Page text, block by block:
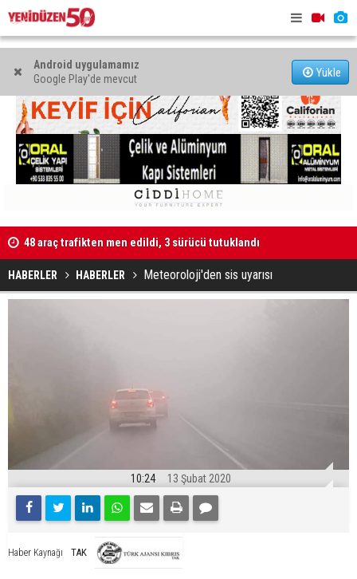
Android uygulamamız
Google Play'de mevcut
Yükle
Kaldırıma düşen scooter sürücüsü yaralandı
HABERLER HABERLER Meteoroloji'den sis uyarısı
10:24 13 Şubat 2020
Haber Kaynağı TAK